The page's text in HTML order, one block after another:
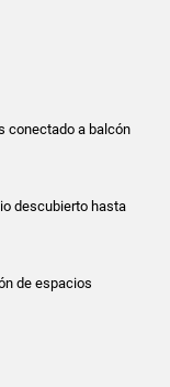
conectado a balcón
descubierto hasta
de espacios